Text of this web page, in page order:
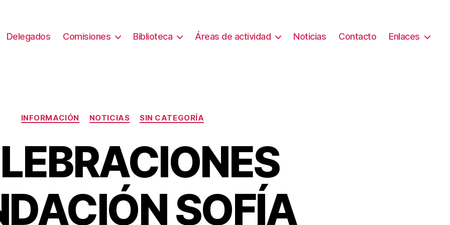
Delegados Comisiones Biblioteca Áreas de actividad Noticias Contacto Enlaces
Categorías
INFORMACIÓN NOTICIAS SIN CATEGORÍA
SOFÍA